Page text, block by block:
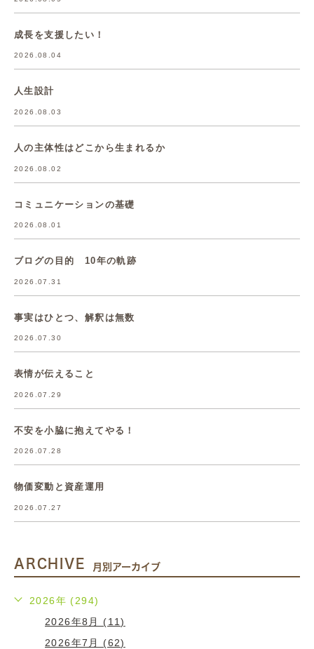
成長を支援したい！
2026.08.04
人生設計
2026.08.03
人の主体性はどこから生まれるか
2026.08.02
コミュニケーションの基礎
2026.08.01
ブログの目的 10年の軌跡
2026.07.31
事実はひとつ、解釈は無数
2026.07.30
表情が伝えること
2026.07.29
不安を小脇に抱えてやる！
2026.07.28
物価変動と資産運用
2026.07.27
ARCHIVE 月別アーカイブ
2026年 (294)
2026年8月 (11)
2026年7月 (62)